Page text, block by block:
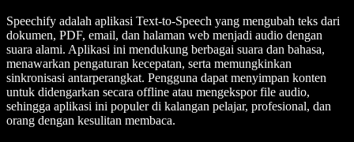
Speechify adalah aplikasi Text-to-Speech yang mengubah teks dari
dokumen, PDF, email, dan halaman web menjadi audio dengan
suara alami. Aplikasi ini mendukung berbagai suara dan bahasa,
menawarkan pengaturan kecepatan, serta memungkinkan
sinkronisasi antarperangkat. Pengguna dapat menyimpan konten
untuk didengarkan secara offline atau mengekspor file audio,
sehingga aplikasi ini populer di kalangan pelajar, profesional, dan
orang dengan kesulitan membaca.